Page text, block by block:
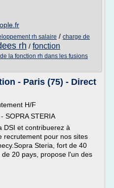
rh salaire / charge de
rh / fonction
la fonction rh dans les fusions
- Paris (75) - Direct
H/F
SOPRA STERIA
DSI et contribuerez à
recrutement pour nos sites
Steria, fort de 40
20 pays, propose l'un des